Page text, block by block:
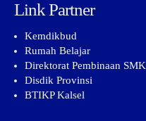
Link Partner
Kemdikbud
Rumah Belajar
Direktorat Pembinaan SMK
Disdik Provinsi
BTIKP Kalsel